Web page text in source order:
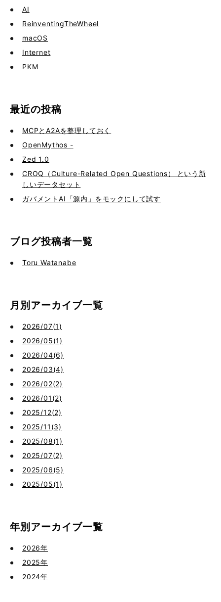
AI
ReinventingTheWheel
macOS
Internet
PKM
最近の投稿
MCPとA2Aを整理しておく
OpenMythos -
Zed 1.0
CROQ（Culture-Related Open Questions） という新
しいデータセット
ガバメントAI「源内」をモックにして試す
ブログ投稿者一覧
Toru Watanabe
月別アーカイブ一覧
2026/07(1)
2026/05(1)
2026/04(6)
2026/03(4)
2026/02(2)
2026/01(2)
2025/12(2)
2025/11(3)
2025/08(1)
2025/07(2)
2025/06(5)
2025/05(1)
年別アーカイブ一覧
2026年
2025年
2024年